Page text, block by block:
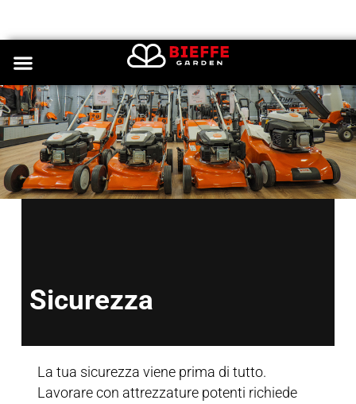
Sicurezza
La tua sicurezza viene prima di tutto.
Lavorare con attrezzature potenti richiede